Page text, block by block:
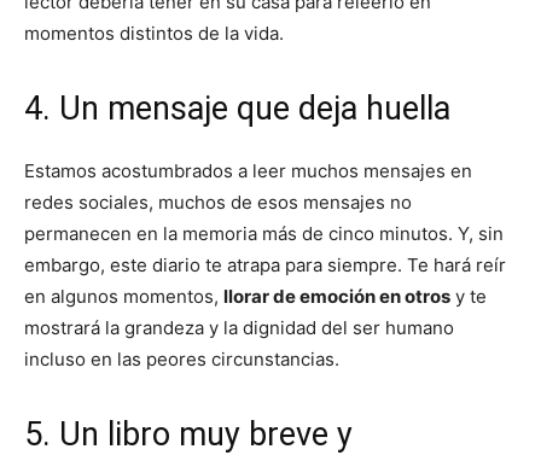
momentos distintos de la vida.
4. Un mensaje que deja huella
Estamos acostumbrados a leer muchos mensajes en
redes sociales, muchos de esos mensajes no
permanecen en la memoria más de cinco minutos. Y, sin
embargo, este diario te atrapa para siempre. Te hará reír
en algunos momentos, llorar de emoción en otros y te
mostrará la grandeza y la dignidad del ser humano
incluso en las peores circunstancias.
5. Un libro muy breve y